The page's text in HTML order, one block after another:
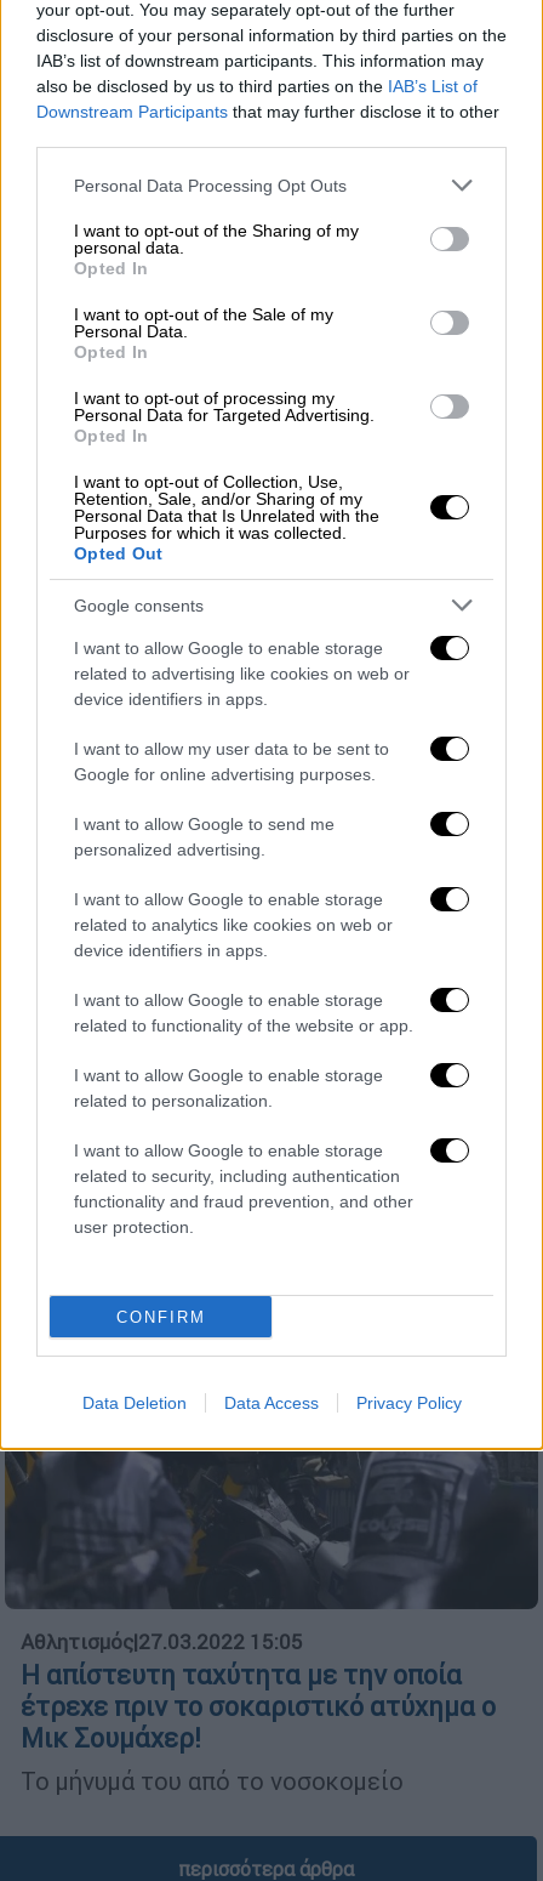
your opt-out. You may separately opt-out of the further
disclosure of your personal information by third parties on the
IAB’s list of downstream participants. This information may
also be disclosed by us to third parties on the IAB’s List of
Downstream Participants that may further disclose it to other
Please note that this website/app uses one or more Google
not limited to your visit or usage behaviour. You may click to
grant or deny consent to Google and its third-party tags to
use your data for below specified purposes in below Google
consent section.
Personal Data Processing Opt Outs
I want to opt-out of the Sharing of my
personal data.
Opted In
I want to opt-out of the Sale of my
Personal Data.
Opted In
I want to opt-out of processing my
Personal Data for Targeted Advertising.
Opted In
I want to opt-out of Collection, Use,
Retention, Sale, and/or Sharing of my
Personal Data that Is Unrelated with the
Purposes for which it was collected.
Opted Out
Google consents
I want to allow Google to enable storage
related to advertising like cookies on web or
device identifiers in apps.
I want to allow my user data to be sent to
Google for online advertising purposes.
I want to allow Google to send me
personalized advertising.
I want to allow Google to enable storage
related to analytics like cookies on web or
device identifiers in apps.
I want to allow Google to enable storage
related to functionality of the website or app.
I want to allow Google to enable storage
related to personalization.
I want to allow Google to enable storage
related to security, including authentication
functionality and fraud prevention, and other
user protection.
CONFIRM
Data Deletion Data Access Privacy Policy
Formula 1: Δεύτερη pole position
καριέρας για Πέρες - Εγκατάλειψη και
15η θέση για Φερστάπεν
Η Red Bull πήρε και τη δεύτερη pole position
της σεζόν αλλά με τον Πέρες κι όχι με τον
Φερστάπεν
Αθλητισμός|27.03.2022 21:39
Formula 1: Νικητής ο Φερστάπεν στη
Σαουδική Αραβία έπειτα από επική μάχη
Οδήγηση στο... Μαξ απ' τον Φερστάπεν που
πανηγύρισε την πρώτη νίκη της σεζόν.
Αθλητισμός|27.03.2022 15:05
Η απίστευτη ταχύτητα με την οποία
έτρεχε πριν το σοκαριστικό ατύχημα ο
Μικ Σουμάχερ!
Το μήνυμά του από το νοσοκομείο
περισσότερα άρθρα